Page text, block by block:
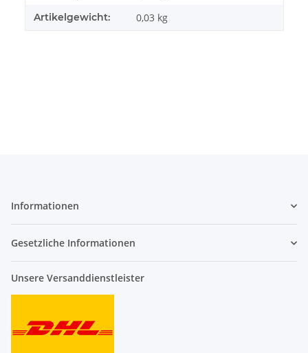
Artikelgewicht: 0,03 kg
Informationen
Gesetzliche Informationen
Unsere Versanddienstleister